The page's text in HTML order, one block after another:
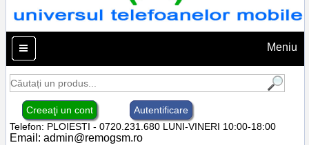
Meniu
Creeaţi un cont
Autentificare
Telefon: PLOIESTI - 0720.231.680 LUNI-VINERI 10:00-18:00
Email: admin@remogsm.ro